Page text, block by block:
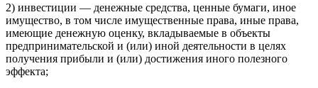
2) инвестиции — денежные средства, ценные бумаги, иное
имущество, в том числе имущественные права, иные права,
имеющие денежную оценку, вкладываемые в объекты
предпринимательской и (или) иной деятельности в целях
получения прибыли и (или) достижения иного полезного
эффекта;